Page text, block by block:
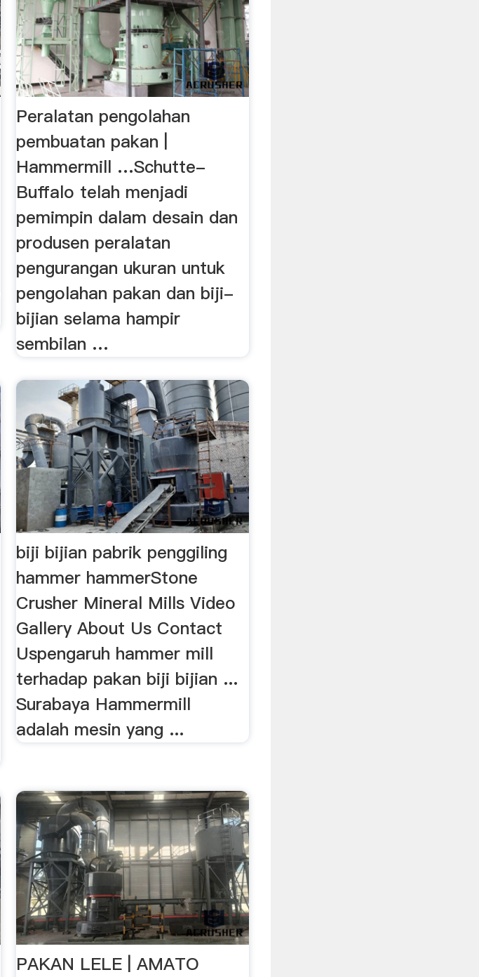
Peralatan pengolahan
pembuatan pakan |
Hammermill …Schutte-
Buffalo telah menjadi
pemimpin dalam desain dan
produsen peralatan
pengurangan ukuran untuk
pengolahan pakan dan biji-
bijian selama hampir
sembilan …
biji bijian pabrik penggiling
hammer hammerStone
Crusher Mineral Mills Video
Gallery About Us Contact
Uspengaruh hammer mill
terhadap pakan biji bijian ...
Surabaya Hammermill
adalah mesin yang ...
PAKAN LELE | AMATO